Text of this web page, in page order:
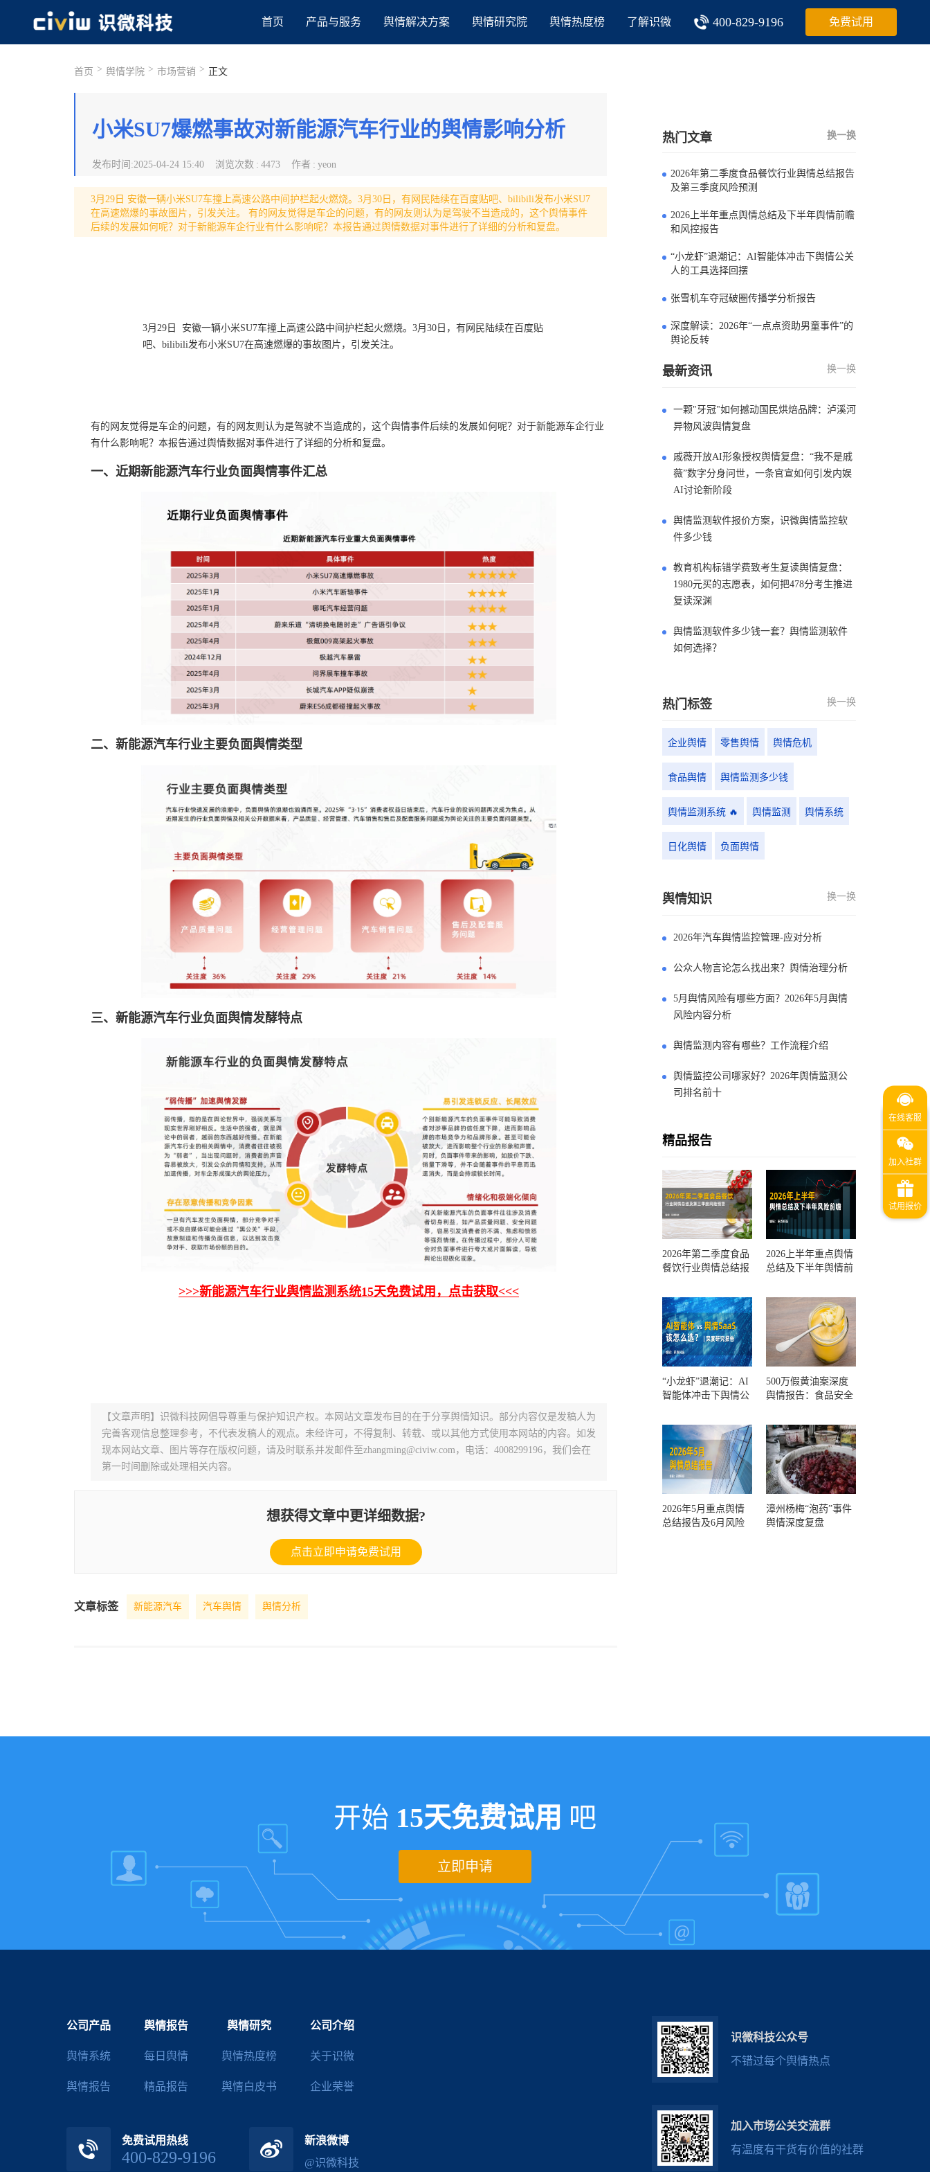
首页 产品与服务 舆情解决方案 舆情研究院 舆情热度榜 了解识微 400-829-9196 免费试用
首页 > 舆情学院 > 市场营销 > 正文
小米SU7爆燃事故对新能源汽车行业的舆情影响分析
发布时间 :2025-04-24 15:40 浏览次数 : 4473 作者 : yeon
3月29日 安徽一辆小米SU7车撞上高速公路中间护栏起火燃烧。3月30日，有网民陆续在百度贴吧、bilibili发布小米SU7
在高速燃爆的事故图片，引发关注。 有的网友觉得是车企的问题，有的网友则认为是驾驶不当造成的，这个舆情事件
后续的发展如何呢？对于新能源车企行业有什么影响呢？本报告通过舆情数据对事件进行了详细的分析和复盘。
3月29日 安徽一辆小米SU7车撞上高速公路中间护栏起火燃烧。3月30日，有网民陆续在百度贴
吧、bilibili发布小米SU7在高速燃爆的事故图片，引发关注。
有的网友觉得是车企的问题，有的网友则认为是驾驶不当造成的，这个舆情事件后续的发展如何呢？对于新能源车企行业
有什么影响呢？本报告通过舆情数据对事件进行了详细的分析和复盘。
一、近期新能源汽车行业负面舆情事件汇总
二、新能源汽车行业主要负面舆情类型
三、新能源汽车行业负面舆情发酵特点
>>>新能源汽车行业舆情监测系统15天免费试用，点击获取<<<
【文章声明】识微科技网倡导尊重与保护知识产权。本网站文章发布目的在于分享舆情知识。部分内容仅是发稿人为
完善客观信息整理参考，不代表发稿人的观点。未经许可，不得复制、转载、或以其他方式使用本网站的内容。如发
现本网站文章、图片等存在版权问题，请及时联系并发邮件至zhangming@civiw.com，电话：4008299196，我们会在
第一时间删除或处理相关内容。
想获得文章中更详细数据?
点击立即申请免费试用
文章标签 新能源汽车 汽车舆情 舆情分析
热门文章 换一换
2026年第二季度食品餐饮行业舆情总结报告
及第三季度风险预测
2026上半年重点舆情总结及下半年舆情前瞻
和风控报告
“小龙虾”退潮记：AI智能体冲击下舆情公关
人的工具选择回摆
张雪机车夺冠破圈传播学分析报告
深度解读：2026年“一点点资助男童事件”的
舆论反转
最新资讯 换一换
一颗"牙冠"如何撼动国民烘焙品牌：泸溪河
异物风波舆情复盘
戚薇开放AI形象授权舆情复盘：“我不是戚
薇”数字分身问世，一条官宣如何引发内娱
AI讨论新阶段
舆情监测软件报价方案，识微舆情监控软
件多少钱
教育机构标错学费致考生复读舆情复盘：
1980元买的志愿表，如何把478分考生推进
复读深渊
舆情监测软件多少钱一套？舆情监测软件
如何选择？
热门标签 换一换
企业舆情 零售舆情 舆情危机
食品舆情 舆情监测多少钱
舆情监测系统 🔥 舆情监测 舆情系统
日化舆情 负面舆情
舆情知识 换一换
2026年汽车舆情监控管理-应对分析
公众人物言论怎么找出来？舆情治理分析
5月舆情风险有哪些方面？2026年5月舆情
风险内容分析
舆情监测内容有哪些？工作流程介绍
舆情监控公司哪家好？2026年舆情监测公
司排名前十
精品报告
2026年第二季度食品
餐饮行业舆情总结报
测
2026上半年重点舆情
总结及下半年舆情前
“小龙虾”退潮记：AI
智能体冲击下舆情公
500万假黄油案深度
舆情报告：食品安全
一环？
2026年5月重点舆情
总结报告及6月风险
漳州杨梅“泡药”事件
舆情深度复盘
开始 15天免费试用 吧
立即申请
公司产品
舆情系统
舆情报告
舆情报告
每日舆情
精品报告
舆情研究
舆情热度榜
舆情白皮书
公司介绍
关于识微
企业荣誉
免费试用热线
400-829-9196
新浪微博
@识微科技
识微科技公众号
不错过每个舆情热点
加入市场公关交流群
有温度有干货有价值的社群